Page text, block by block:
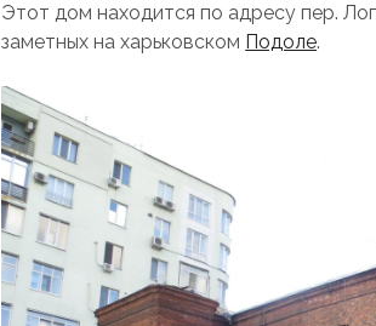
Этот дом находится по адресу пер.
заметных на харьковском Подоле.